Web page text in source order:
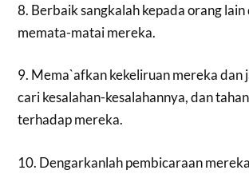
8. Berbaik sangkalah kepada orang lain
memata-matai mereka.
9. Mema`afkan kekeliruan mereka dan
cari kesalahan-kesalahannya, dan
terhadap mereka.
10. Dengarkanlah pembicaraan